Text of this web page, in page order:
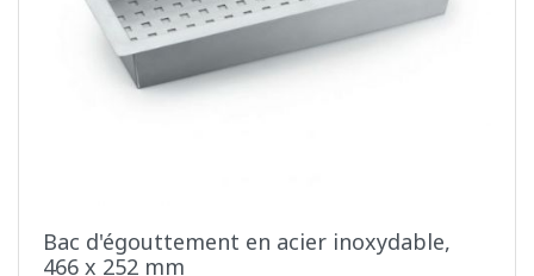
Bac d'égouttement en acier inoxydable,
466 x 252 mm